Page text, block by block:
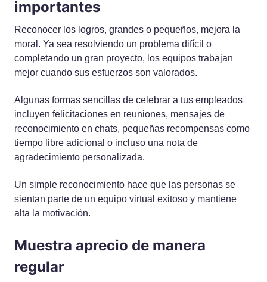
importantes
Reconocer los logros, grandes o pequeños, mejora la
moral. Ya sea resolviendo un problema difícil o
completando un gran proyecto, los equipos trabajan
mejor cuando sus esfuerzos son valorados.
Algunas formas sencillas de celebrar a tus empleados
incluyen felicitaciones en reuniones, mensajes de
reconocimiento en chats, pequeñas recompensas como
tiempo libre adicional o incluso una nota de
agradecimiento personalizada.
Un simple reconocimiento hace que las personas se
sientan parte de un equipo virtual exitoso y mantiene
alta la motivación.
Muestra aprecio de manera
regular